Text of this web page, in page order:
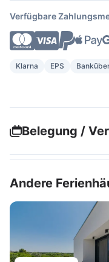
Verfügbare
Klarna EPS
Belegung /
Andere